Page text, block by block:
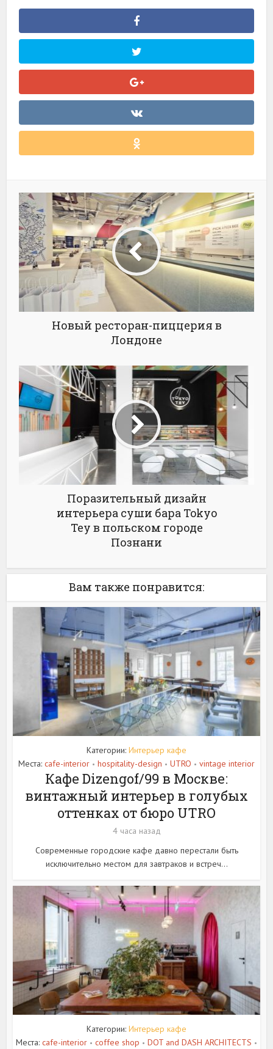
Новый ресторан-пиццерия в
Лондоне
Поразительный дизайн
интерьера суши бара Tokyo
Tey в польском городе
Познани
Вам также понравится:
Категории: Интерьер кафе
Места: cafe-interior • hospitality-design • UTRO • vintage interior
Кафе Dizengof/99 в Москве:
винтажный интерьер в голубых
оттенках от бюро UTRO
4 часа назад
Современные городские кафе давно перестали быть
исключительно местом для завтраков и встреч...
Категории: Интерьер кафе
Места: cafe-interior • coffee shop • DOT and DASH ARCHITECTS •